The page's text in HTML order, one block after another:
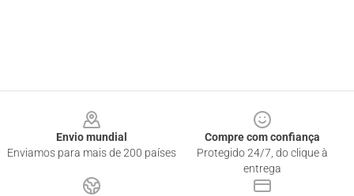
Envio mundial
Enviamos para mais de 200 países
Compre com confiança
Protegido 24/7, do clique à
entrega